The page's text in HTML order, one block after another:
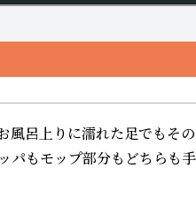
上りに濡れた足で
パもモップ部分もどちらも